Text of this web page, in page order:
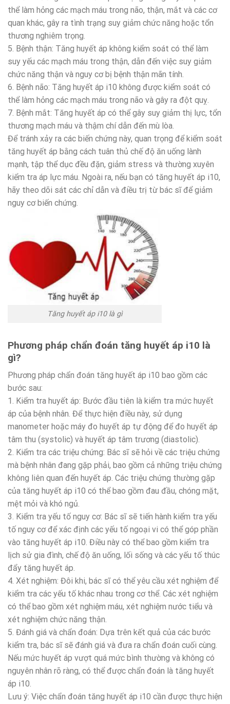
thể làm hỏng các mạch máu trong não, thận, mắt và các cơ
quan khác, gây ra tình trạng suy giảm chức năng hoặc tổn
thương nghiêm trọng.
5. Bệnh thận: Tăng huyết áp không kiểm soát có thể làm
suy yếu các mạch máu trong thận, dẫn đến việc suy giảm
chức năng thận và nguy cơ bị bệnh thận mãn tính.
6. Bệnh não: Tăng huyết áp i10 không được kiểm soát có
thể làm hỏng các mạch máu trong não và gây ra đột quỵ.
7. Bệnh mắt: Tăng huyết áp có thể gây suy giảm thị lực, tổn
thương mạch máu và thậm chí dẫn đến mù lòa.
Để tránh xảy ra các biến chứng này, quan trọng để kiểm soát
tăng huyết áp bằng cách tuân thủ chế độ ăn uống lành
mạnh, tập thể dục đều đặn, giảm stress và thường xuyên
kiểm tra áp lực máu. Ngoài ra, nếu bạn có tăng huyết áp i10,
hãy theo dõi sát các chỉ dẫn và điều trị từ bác sĩ để giảm
nguy cơ biến chứng.
Tăng huyết áp i10 là gì
Phương pháp chẩn đoán tăng huyết áp i10 là
gì?
Phương pháp chẩn đoán tăng huyết áp i10 bao gồm các
bước sau:
1. Kiểm tra huyết áp: Bước đầu tiên là kiểm tra mức huyết
áp của bệnh nhân. Để thực hiện điều này, sử dụng
manometer hoặc máy đo huyết áp tự động để đo huyết áp
tâm thu (systolic) và huyết áp tâm trương (diastolic).
2. Kiểm tra các triệu chứng: Bác sĩ sẽ hỏi về các triệu chứng
mà bệnh nhân đang gặp phải, bao gồm cả những triệu chứng
không liên quan đến huyết áp. Các triệu chứng thường gặp
của tăng huyết áp i10 có thể bao gồm đau đầu, chóng mặt,
mệt mỏi và khó ngủ.
3. Kiểm tra yếu tố nguy cơ: Bác sĩ sẽ tiến hành kiểm tra yếu
tố nguy cơ để xác định các yếu tố ngoại vi có thể góp phần
vào tăng huyết áp i10. Điều này có thể bao gồm kiểm tra
lịch sử gia đình, chế độ ăn uống, lối sống và các yếu tố thúc
đẩy tăng huyết áp.
4. Xét nghiệm: Đôi khi, bác sĩ có thể yêu cầu xét nghiệm để
kiểm tra các yếu tố khác nhau trong cơ thể. Các xét nghiệm
có thể bao gồm xét nghiệm máu, xét nghiệm nước tiểu và
xét nghiệm chức năng thận.
5. Đánh giá và chẩn đoán: Dựa trên kết quả của các bước
kiểm tra, bác sĩ sẽ đánh giá và đưa ra chẩn đoán cuối cùng.
Nếu mức huyết áp vượt quá mức bình thường và không có
nguyên nhân rõ ràng, có thể được chẩn đoán là tăng huyết
áp i10.
Lưu ý: Việc chẩn đoán tăng huyết áp i10 cần được thực hiện